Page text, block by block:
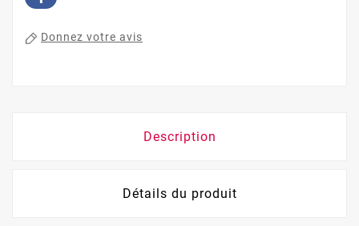
Donnez votre avis
Description
Détails du produit